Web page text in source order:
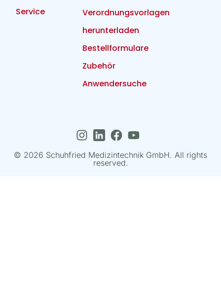
Service
Verordnungsvorlagen
herunterladen
Bestellformulare
Zubehör
Anwendersuche
© 2026 Schuhfried Medizintechnik GmbH. All rights
reserved.